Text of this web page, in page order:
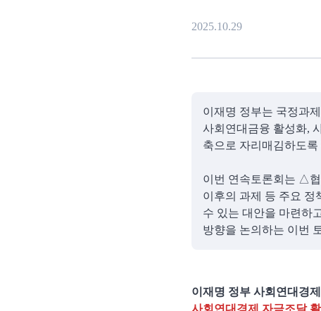
2025.10.29
이재명 정부는 국정과
사회연대금융 활성화,
축으로 자리매김하도
이번 연속토론회는 △
이후의 과제 등 주요 정
수 있는 대안을 마련하
방향을 논의하는 이번
이재명 정부 사회연대경
사회연대경제 자금조달